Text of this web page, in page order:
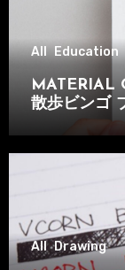
りAll Education
MATERIAL
散歩ビンゴ
All Drawing